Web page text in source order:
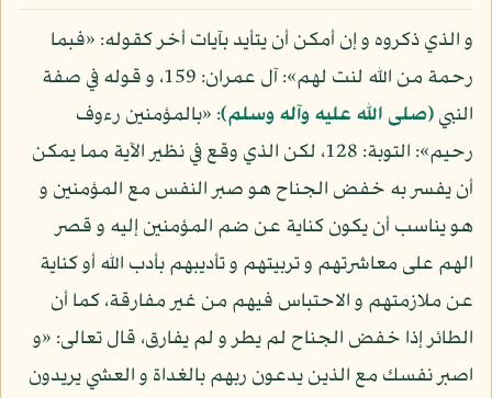
و الذي ذكروه و إن أمكن أن يتأيد بآيات أخر كقوله: «فبما
رحمة من الله لنت لهم»: آل عمران: 159، و قوله في صفة
النبي(صلى الله عليه وآله وسلم): «بالمؤمنين رءوف
رحيم»: التوبة: 128، لكن الذي وقع في نظير الآية مما يمكن
أن يفسر به خفض الجناح هو صبر النفس مع المؤمنين و
هو يناسب أن يكون كناية عن ضم المؤمنين إليه و قصر
الهم على معاشرتهم و تربيتهم و تأديبهم بأدب الله أو كناية
عن ملازمتهم و الاحتباس فيهم من غير مفارقة، كما أن
الطائر إذا خفض الجناح لم يطر و لم يفارق، قال تعالى: «و
اصبر نفسك مع الذين يدعون ربهم بالغداة و العشي يريدون